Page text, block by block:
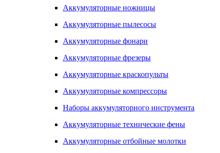
Аккумуляторные ножницы
Аккумуляторные пылесосы
Аккумуляторные фонари
Аккумуляторные фрезеры
Аккумуляторные краскопульты
Аккумуляторные компрессоры
Наборы аккумуляторного инструмента
Аккумуляторные технические фены
Аккумуляторные отбойные молотки